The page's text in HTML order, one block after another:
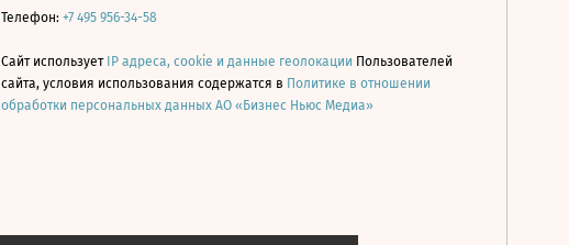
Телефон: +7 495 956-34-58
Сайт использует IP адреса, cookie и данные геолокации Пользователей
сайта, условия использования содержатся в Политике в отношении
обработки персональных данных АО «Бизнес Ньюс Медиа»